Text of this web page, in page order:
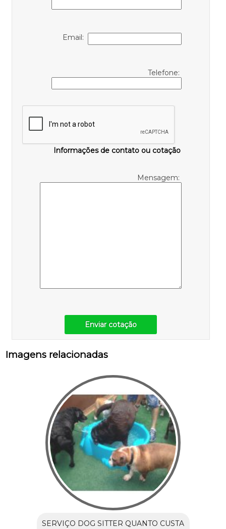
Email:
Telefone:
Informações de contato ou cotação
Mensagem:
Enviar cotação
Imagens relacionadas
SERVIÇO DOG SITTER QUANTO CUSTA